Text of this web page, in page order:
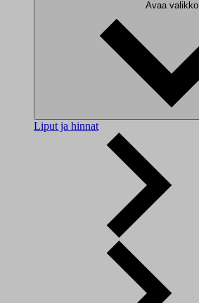
Avaa valikko
Liput ja hinnat